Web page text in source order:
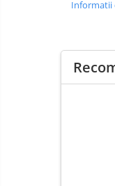
Informatii